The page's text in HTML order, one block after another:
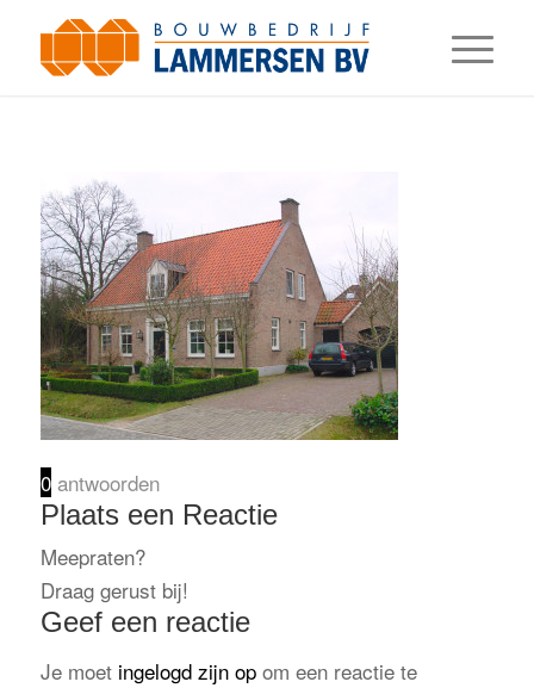
0 antwoorden
Plaats een Reactie
Meepraten?
Draag gerust bij!
Geef een reactie
Je moet ingelogd zijn opom een reactie te